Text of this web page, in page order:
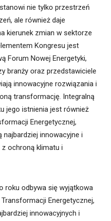
nie tylko przestrzeń
ale również daje
kierunek zmian w sektorze
Kongresu jest
Forum Nowej Energetyki,
branży oraz przedstawiciele
innowacyjne rozwiązania i
transformację. Integralną
jego istnienia jest również
Energetycznej,
innowacyjne i
ochroną klimatu i
roku odbywa się wyjątkowa
Energetycznej,
innowacyjnych i